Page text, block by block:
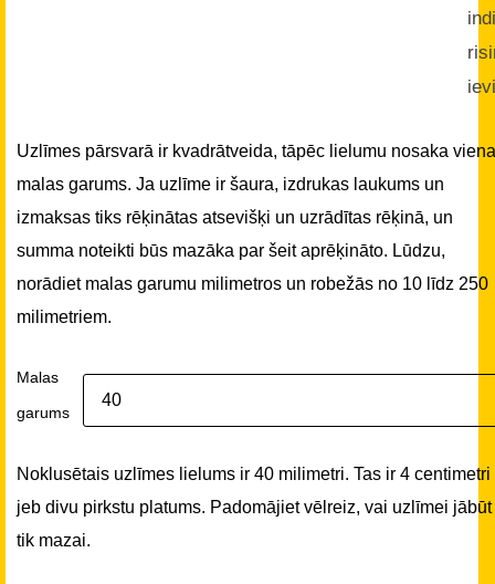
Uzlīmes pārsvarā ir kvadrātveida, tāpēc lielumu nosaka
malas garums. Ja uzlīme ir šaura, izdrukas laukums un
izmaksas tiks rēķinātas atsevišķi un uzrādītas rēķinā, un
summa noteikti būs mazāka par šeit aprēķināto. Lūdzu,
norādiet malas garumu milimetros un robežās no 10 līdz 250
milimetriem.
Malas
garums
Noklusētais uzlīmes lielums ir 40 milimetri. Tas ir 4 centimetri
jeb divu pirkstu platums. Padomājiet vēlreiz, vai uzlīmei jābūt
tik mazai.